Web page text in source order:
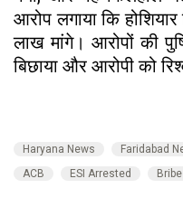
आरोप लगाया कि
लाख मांगे। आरोपों की
बिछाया और आरोपी को
Haryana News Faridabad
ACB
ESI Arrested Bribe